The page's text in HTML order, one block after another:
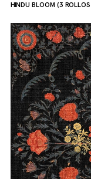
HINDU BLOOM (3